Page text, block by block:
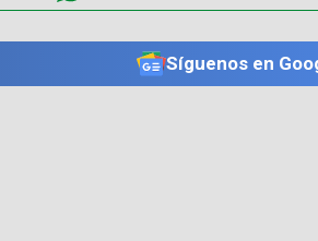
Síguenos en